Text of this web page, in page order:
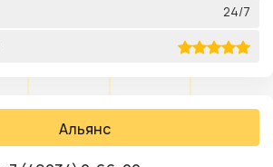
24/7
Альянс